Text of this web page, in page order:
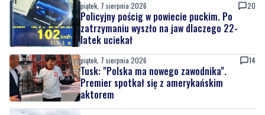
piątek, 7 sierpnia 2026 20
Policyjny pościg w powiecie puckim. Po
zatrzymaniu wyszło na jaw dlaczego 22-
latek uciekał
piątek, 7 sierpnia 2026 14
Tusk: "Polska ma nowego zawodnika".
Premier spotkał się z amerykańskim
aktorem